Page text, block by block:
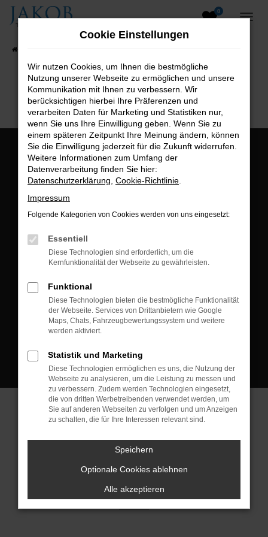
Zum
0
B2B-Shop
Öffnungszeiten:
Montag bis Freitag:
Postadresse:
Kontakt:
Tel.: +49 3745 760 90 20
Fax: +49 3745 760 90 21
Mail: fj@jakob-trading.com
Cookie Einstellungen
© 2026 Jakob Trading GmbH | Neustädter Straße 1 | DE-08223
Neustadt/Vogtland | fj@jakob-trading.com | Webdesign by audaris.de
Cookie Einstellungen
Wir nutzen Cookies, um Ihnen die bestmögliche
Nutzung unserer Webseite zu ermöglichen und unsere
Kommunikation mit Ihnen zu verbessern. Wir
berücksichtigen hierbei Ihre Präferenzen und
verarbeiten Daten für Marketing und Statistiken nur,
wenn Sie uns Ihre Einwilligung geben. Wenn Sie zu
einem späteren Zeitpunkt Ihre Meinung ändern, können
Sie die Einwilligung jederzeit für die Zukunft widerrufen.
Weitere Informationen zum Umfang der
Datenverarbeitung finden Sie hier:
Datenschutzerklärung Cookie-Richtlinie
Impressum
Folgende Kategorien von Cookies werden von uns eingesetzt:
Essentiell
Diese Technologien sind erforderlich, um die
Kernfunktionalität der Webseite zu gewährleisten.
Funktional
Diese Technologien bieten die bestmögliche Funktionalität
der Webseite. Services von Drittanbietern wie Google
Maps, Chats, Fahrzeugbewertungssystem und weitere
werden aktiviert.
Statistik und Marketing
Diese Technologien ermöglichen es uns, die Nutzung der
Webseite zu analysieren, um die Leistung zu messen und
zu verbessern. Zudem werden Technologien eingesetzt,
die von dritten Werbetreibenden verwendet werden, um
Sie auf anderen Webseiten zu verfolgen und um Anzeigen
zu schalten, die für Ihre Interessen relevant sind.
Speichern
Optionale Cookies ablehnen
Alle akzeptieren